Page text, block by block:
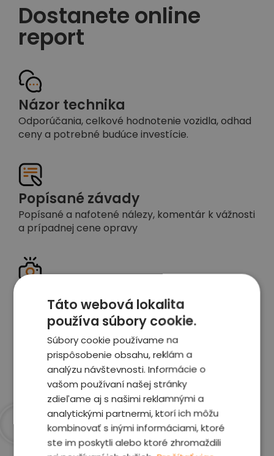
Dostanete online
report
Názor technika
Odporúčania, celkové hodnotenie vozidla, odhad
ceny a potrebné budúce investície.
Popísané závady
Popísané a nafotené nálezy, komentár k vážnosti
a prípadnej cene opravy
Celé auto z exteriéru aj interiéru nafotíme
vrátane závad a poškodení
Zobraziť report
Táto webová lokalita
používa súbory cookie.
Súbory cookie používame na
prispôsobenie obsahu, reklám a
analýzu návštevnosti. Informácie o
vašom používaní našej stránky
zdieľame aj s našimi reklamnými a
analytickými partnermi, ktorí ich môžu
kombinovať s inými informáciami, ktoré
ste im poskytli alebo ktoré zhromaždili